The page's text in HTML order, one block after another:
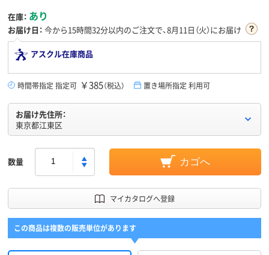
在庫： あり
お届け日： 今から15時間32分以内のご注文で、8月11日（火）にお届け
アスクル在庫商品
時間帯指定 指定可 ￥385（税込） 置き場所指定 利用可
お届け先住所：
東京都江東区
数量 カゴへ
マイカタログへ登録
この商品は複数の販売単位があります